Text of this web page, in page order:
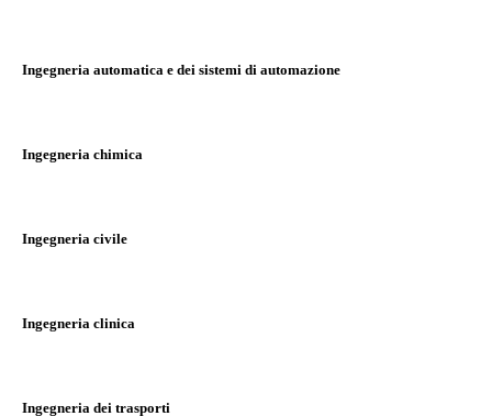
Ingegneria automatica e dei sistemi di automazione
Ingegneria chimica
Ingegneria civile
Ingegneria clinica
Ingegneria dei trasporti